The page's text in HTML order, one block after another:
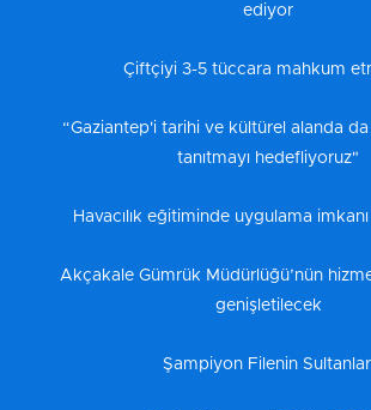
ediyor
Çiftçiyi 3-5 tüccara mahkum
“Gaziantep'i tarihi ve kültürel alanda
tanıtmayı hedefliyoruz"
Havacılık eğitiminde uygulama
Akçakale Gümrük Müdürlüğü’nün
genişletilecek
Şampiyon Filenin